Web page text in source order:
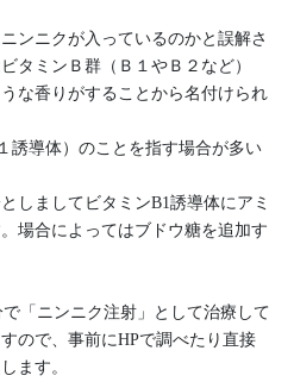
ンニクが入っているのかと誤解さ
タミンＢ群（Ｂ１やＢ２など）
な香りがすることから名付けられ
誘導体）のことを指す場合が多い
しましてビタミンB1誘導体にアミ
場合によってはブドウ糖を追加す
「ニンニク注射」として治療して
ので、事前にHPで調べたり直接
ます。